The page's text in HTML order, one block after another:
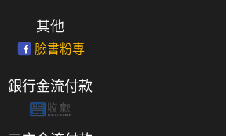
其他
臉書粉專
銀行金流付款